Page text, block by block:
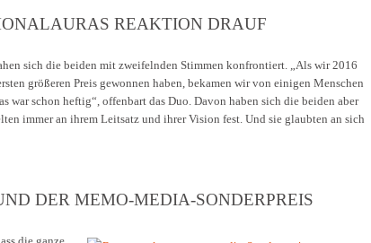
REAKTION DRAUF
sich die beiden mit zweifelnden Stimmen konfrontiert. „Als wir 2016
größeren Preis gewonnen haben, bekamen wir von einigen Menschen
war schon heftig“, offenbart das Duo. Davon haben sich die beiden aber
immer an ihrem Leitsatz und ihrer Vision fest. Und sie glaubten an sich
DER MEMO-MEDIA-SONDERPREIS